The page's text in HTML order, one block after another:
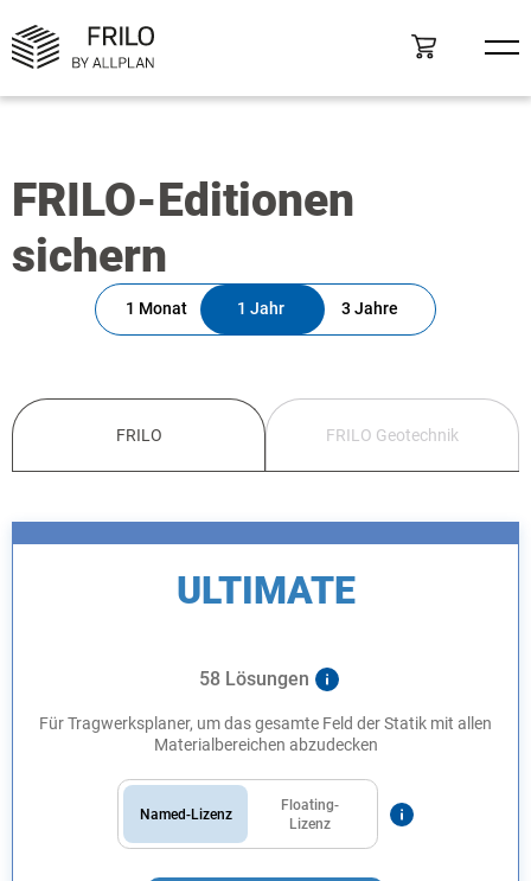
FRILO-Editionen
sichern
1 Monat 1 Jahr 3 Jahre
FRILO FRILO Geotechnik
ULTIMATE
58 Lösungen
Für Tragwerksplaner, um das gesamte Feld der Statik mit allen
Materialbereichen abzudecken
Named-Lizenz
Floating-
Lizenz